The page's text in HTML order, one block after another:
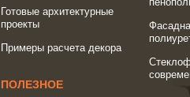
Готовые архитектурные
проекты
Примеры расчета декора
ПОЛЕЗНОЕ